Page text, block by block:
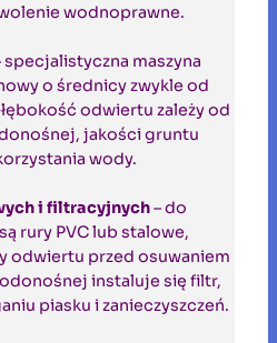
wodnoprawne.
specjalistyczna maszyna
o średnicy zwykle od
odwiertu zależy od
jakości gruntu
wody.
i filtracyjnych– do
rury PVC lub stalowe,
odwiertu przed osuwaniem
instaluje się filtr,
piasku i zanieczyszczeń.